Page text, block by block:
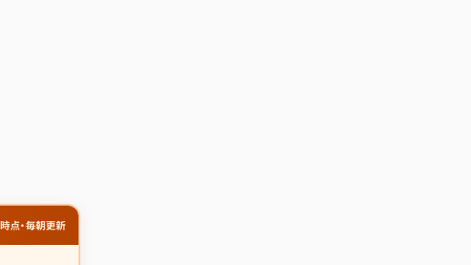
点・毎朝更新